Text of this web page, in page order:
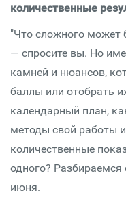
количественные
"Что сложного может
— спросите вы. Но
камней и нюансов,
баллы или отобрать
календарный план,
методы свой работы
количественные
одного?
июня.